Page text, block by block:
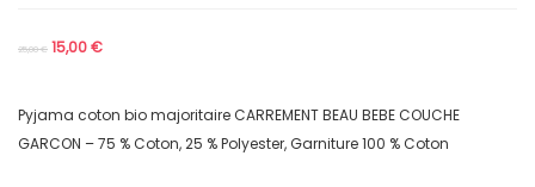
25,00€ 15,00€
Pyjama coton bio majoritaire CARREMENT BEAU BEBE COUCHE
GARCON – 75 % Coton, 25 % Polyester, Garniture 100 % Coton